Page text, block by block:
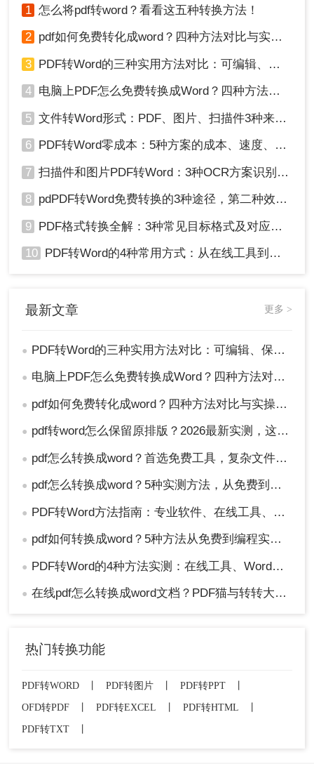
Word！
1 怎么将pdf转word？看看这五种转换方法！
2 pdf如何免费转化成word？四种方法对比与实操指南（附详细表格）
3 PDF转Word的三种实用方法对比：可编辑、保格式、避风险！
4 电脑上PDF怎么免费转换成Word？四种方法对比与实操指南（附详细表格）!
5 文件转Word形式：PDF、图片、扫描件3种来源分别怎么处理！
6 PDF转Word零成本：5种方案的成本、速度、精度对比！
7 扫描件和图片PDF转Word：3种OCR方案识别率实测！
8 pdPDF转Word免费转换的3种途径，第二种效率最高！
9 PDF格式转换全解：3种常见目标格式及对应操作方法！
10 PDF转Word的4种常用方式：从在线工具到桌面软件全梳理！
最新文章 更多 >
● PDF转Word的三种实用方法对比：可编辑、保格式、避风险！
● 电脑上PDF怎么免费转换成Word？四种方法对比与实操指南（附详细表格）!
● pdf如何免费转化成word？四种方法对比与实操指南（附详细表格）
● pdf转word怎么保留原排版？2026最新实测，这5种方法从免费到专业全搞定！
● pdf怎么转换成word？首选免费工具，复杂文件再上专业软件！
● pdf怎么转换成word？5种实测方法，从免费到专业全攻略！
● PDF转Word方法指南：专业软件、在线工具、Word内置与改后缀名4种方案对比！
● pdf如何转换成word？5种方法从免费到编程实测对比！
● PDF转Word的4种方法实测：在线工具、Word、Adobe与开源软件对比！！
● 在线pdf怎么转换成word文档？PDF猫与转转大师2种在线工具使用指南与功能对比！
热门转换功能
PDF转WORD PDF转图片 PDF转PPT
OFD转PDF
PDF转EXCEL PDF转HTML
PDF转TXT